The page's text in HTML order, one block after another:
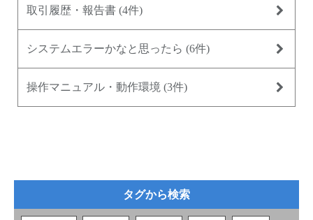
取引履歴・報告書 (4件)
システムエラーかなと思ったら (6件)
操作マニュアル・動作環境 (3件)
タグから検索